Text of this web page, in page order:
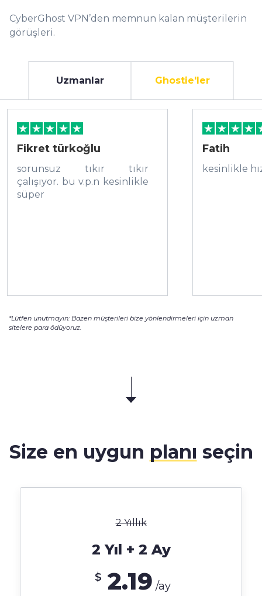
CyberGhost VPN’den memnun kalan müşterilerin
görüşleri.
Uzmanlar Ghostie'ler
Fikret türkoğlu
sorunsuz tıkır tıkır
çalışıyor. bu v.p.n kesinlikle
süper
Fatih
kesinlikle
*Lütfen unutmayın: Bazen müşterileri bize yönlendirmeleri için uzman
sitelere para ödüyoruz.
Size en uygun planı seçin
2 Yıllık
2 Yıl + 2 Ay
$ 2.19 /ay